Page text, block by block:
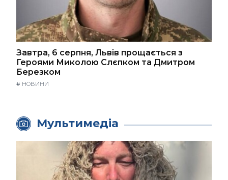
Завтра, 6 серпня, Львів прощається з
Героями Миколою Слєпком та Дмитром
Березком
# НОВИНИ
Мультимедіа